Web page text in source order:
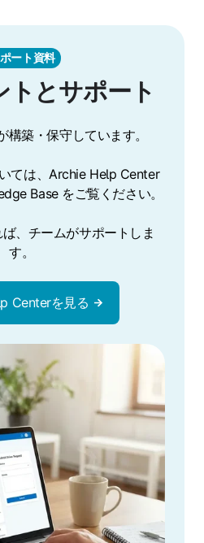
ート資料
トとサポート
構築・保守しています。
ては、Archie Help Center
Base をご覧ください。
、チームがサポートしま
す。
Centerを見る